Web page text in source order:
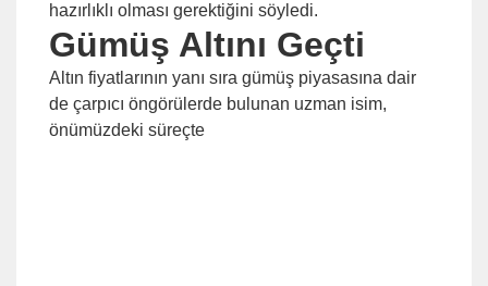
hazırlıklı olması gerektiğini söyledi.
Gümüş Altını Geçti
Altın fiyatlarının yanı sıra gümüş piyasasına dair
de çarpıcı öngörülerde bulunan uzman isim,
önümüzdeki süreçte